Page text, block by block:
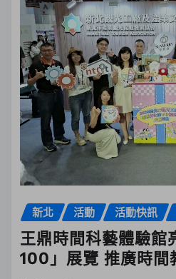
新北 活動 活動快訊
王鼎時間科藝體驗館
100」展覽 推廣時間